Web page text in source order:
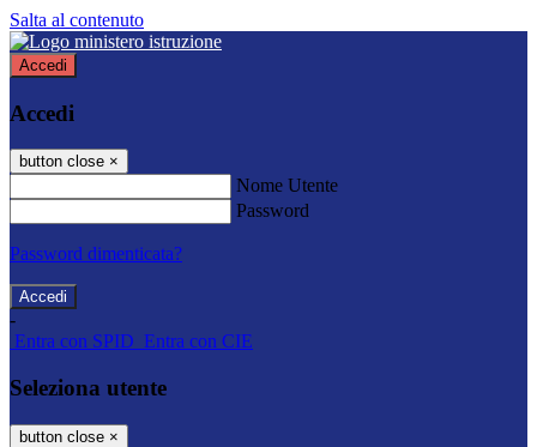
Salta al contenuto
Accedi
Accedi
button close ×
Nome Utente
Password
Password dimenticata?
-
Entra con SPID Entra con CIE
Seleziona utente
button close ×